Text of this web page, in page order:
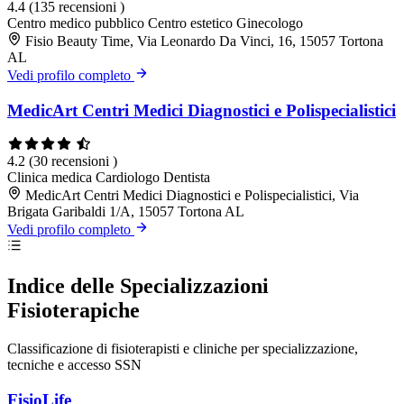
4.4 (135 recensioni )
Centro medico pubblico Centro estetico Ginecologo
Fisio Beauty Time, Via Leonardo Da Vinci, 16, 15057 Tortona
AL
Vedi profilo completo
MedicArt Centri Medici Diagnostici e Polispecialistici
4.2 (30 recensioni )
Clinica medica Cardiologo Dentista
MedicArt Centri Medici Diagnostici e Polispecialistici, Via
Brigata Garibaldi 1/A, 15057 Tortona AL
Vedi profilo completo
Indice delle Specializzazioni
Fisioterapiche
Classificazione di fisioterapisti e cliniche per specializzazione,
tecniche e accesso SSN
FisioLife